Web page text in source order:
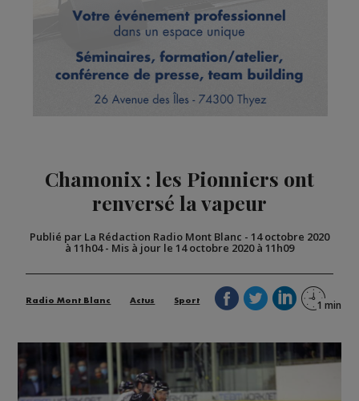
Chamonix : les Pionniers ont
renversé la vapeur
Publié par La Rédaction Radio Mont Blanc - 14 octobre 2020
à 11h04- Mis à jour le 14 octobre 2020 à 11h09
Radio Mont Blanc Actus Sport